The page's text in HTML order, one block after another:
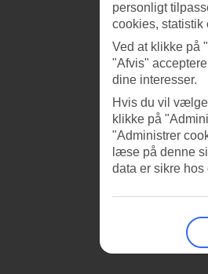
personligt
cookies, statistik
Ved at klikke på
"Afvis"
dine interesser.
Hvis du vil
klikke på
"Administrer
læse på denne
data er sikre